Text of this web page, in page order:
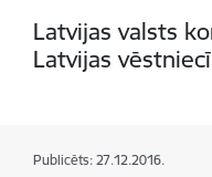
Latvijas valsts
Latvijas
Publicēts: 27.12.2016.